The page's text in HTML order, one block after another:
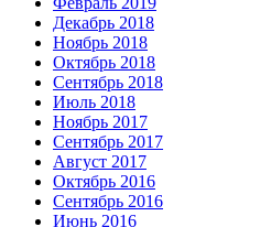
Декабрь 2018
Ноябрь 2018
Октябрь 2018
Сентябрь 2018
Июль 2018
Ноябрь 2017
Сентябрь 2017
Август 2017
Октябрь 2016
Сентябрь 2016
Июнь 2016